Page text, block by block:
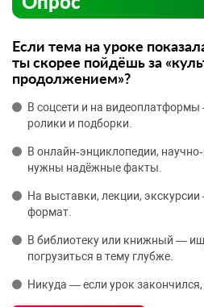
Если тема на уроке
ты скорее пойдёшь за
продолжением»?
В соцсети и на
ролики и подборки.
В онлайн‑энциклопедии,
нужны надёжные факты.
На выставки, лекции,
формат.
В библиотеку или книжный —
погрузиться в тему глубже.
Никуда — если урок